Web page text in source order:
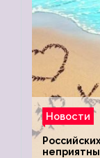
Новости